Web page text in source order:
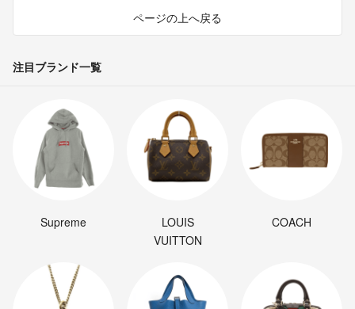
ページの上へ戻る
注目ブランド一覧
Supreme
LOUIS
VUITTON
COACH